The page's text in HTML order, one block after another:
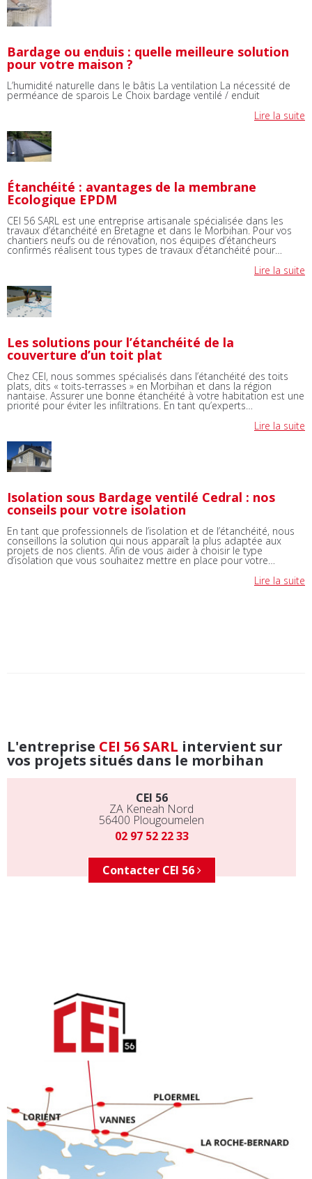
Bardage ou enduis : quelle meilleure solution
pour votre maison ?
L’humidité naturelle dans le bâtis La ventilation La nécessité de
perméance de sparois Le Choix bardage ventilé / enduit
Lire la suite
Étanchéité : avantages de la membrane
Ecologique EPDM
CEI 56 SARL est une entreprise artisanale spécialisée dans les
travaux d’étanchéité en Bretagne et dans le Morbihan. Pour vos
chantiers neufs ou de rénovation, nos équipes d’étancheurs
confirmés réalisent tous types de travaux d’étanchéité pour…
Lire la suite
Les solutions pour l’étanchéité de la
couverture d’un toit plat
Chez CEI, nous sommes spécialisés dans l’étanchéité des toits
plats, dits « toits-terrasses » en Morbihan et dans la région
nantaise. Assurer une bonne étanchéité à votre habitation est une
priorité pour éviter les infiltrations. En tant qu’experts…
Lire la suite
Isolation sous Bardage ventilé Cedral : nos
conseils pour votre isolation
En tant que professionnels de l’isolation et de l’étanchéité, nous
conseillons la solution qui nous apparaît la plus adaptée aux
projets de nos clients. Afin de vous aider à choisir le type
d’isolation que vous souhaitez mettre en place pour votre…
Lire la suite
L'entreprise CEI 56 SARL intervient sur
vos projets situés dans le morbihan
CEI 56
ZA Keneah Nord
56400 Plougoumelen
02 97 52 22 33
Contacter CEI 56